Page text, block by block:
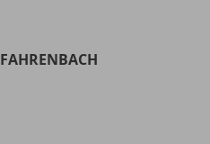
FAHRENBACH